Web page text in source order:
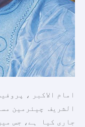
امام الاکبر ،
الشریف چیئرمین
جارى كيا ہے، جس